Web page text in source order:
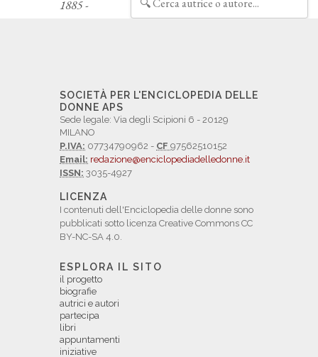
1885 -
SOCIETÀ PER L'ENCICLOPEDIA DELLE
DONNE APS
Sede legale: Via degli Scipioni 6 - 20129
MILANO
P.IVA: 07734790962 - CF 97562510152
Email: redazione@enciclopediadelledonne.it
ISSN: 3035-4927
LICENZA
I contenuti dell'Enciclopedia delle donne sono
pubblicati sotto licenza Creative Commons CC
BY-NC-SA 4.0.
ESPLORA IL SITO
il progetto
biografie
autrici e autori
partecipa
libri
appuntamenti
iniziative